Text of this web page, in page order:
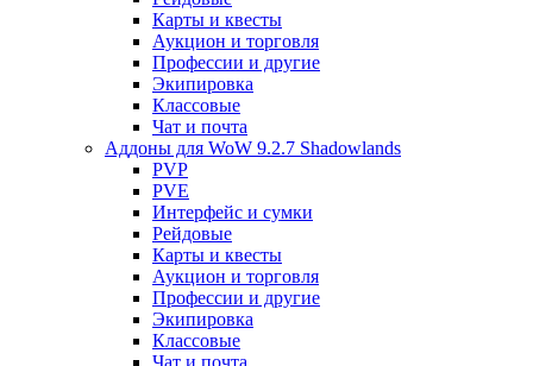
Карты и квесты
Аукцион и торговля
Профессии и другие
Экипировка
Классовые
Чат и почта
Аддоны для WoW 9.2.7 Shadowlands
PVP
PVE
Интерфейс и сумки
Рейдовые
Карты и квесты
Аукцион и торговля
Профессии и другие
Экипировка
Классовые
Чат и почта